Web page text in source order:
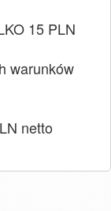
15 PLN
warunków
netto